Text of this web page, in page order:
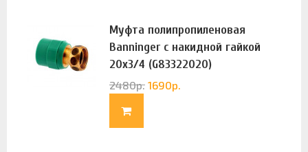
Муфта полипропиленовая
Banninger с накидной гайкой
20х3/4 (G83322020)
2480р. 1690р.